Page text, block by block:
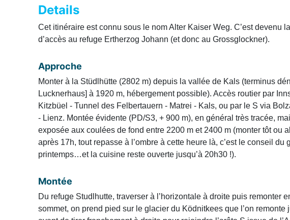
Details
Cet itinéraire est connu sous le nom Alter Kaiser Weg. C’est devenu
d’accès au refuge Ertherzog Johann (et donc au Grossglockner).
Approche
Monter à la Stüdlhütte (2802 m) depuis la vallée de Kals (terminus
Lucknerhaus] à 1920 m, hébergement possible). Accès routier par
Kitzbüel - Tunnel des Felbertauern - Matrei - Kals, ou par le S via
- Lienz. Montée évidente (PD/S3, + 900 m), en général très tracée,
exposée aux coulées de fond entre 2200 m et 2400 m (monter tôt ou
après 17h, tout repasse à l’ombre à cette heure là, c’est le conseil du
printemps…et la cuisine reste ouverte jusqu’à 20h30 !).
Montée
Du refuge Studlhutte, traverser à l’horizontale à droite puis remonter
sommet, on prend pied sur le glacier du Ködnitkees que l’on remonte